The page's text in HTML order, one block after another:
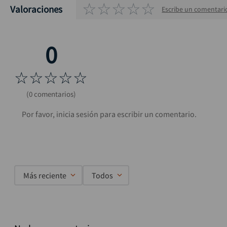
Valoraciones ☆☆☆☆☆ Escribe un
☆☆☆☆☆
(0 comentarios)
Más reciente Todos